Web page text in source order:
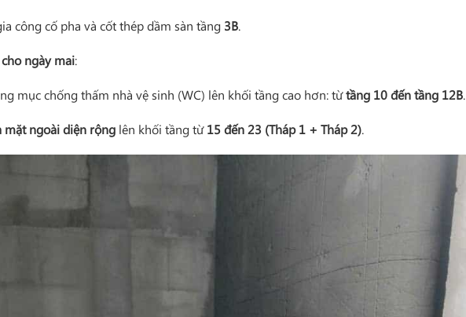
công cố pha và cốt thép dầm sàn tầng 3B.
ngày mai:
mục chống thấm nhà vệ sinh (WC) lên khối tầng cao hơn: từtầng 10 đến tầng 12B.
mặt ngoài diện rộng lên khối tầng từ15 đến 23 (Tháp 1 + Tháp 2).